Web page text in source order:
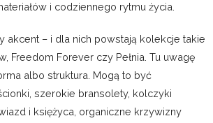
i codziennego rytmu życia.
akcent – i dla nich powstają kolekcje takie
Freedom Forever czy Pełnia. Tu uwagę
albo struktura. Mogą to być
szerokie bransolety, kolczyki
i księżyca, organiczne krzywizny